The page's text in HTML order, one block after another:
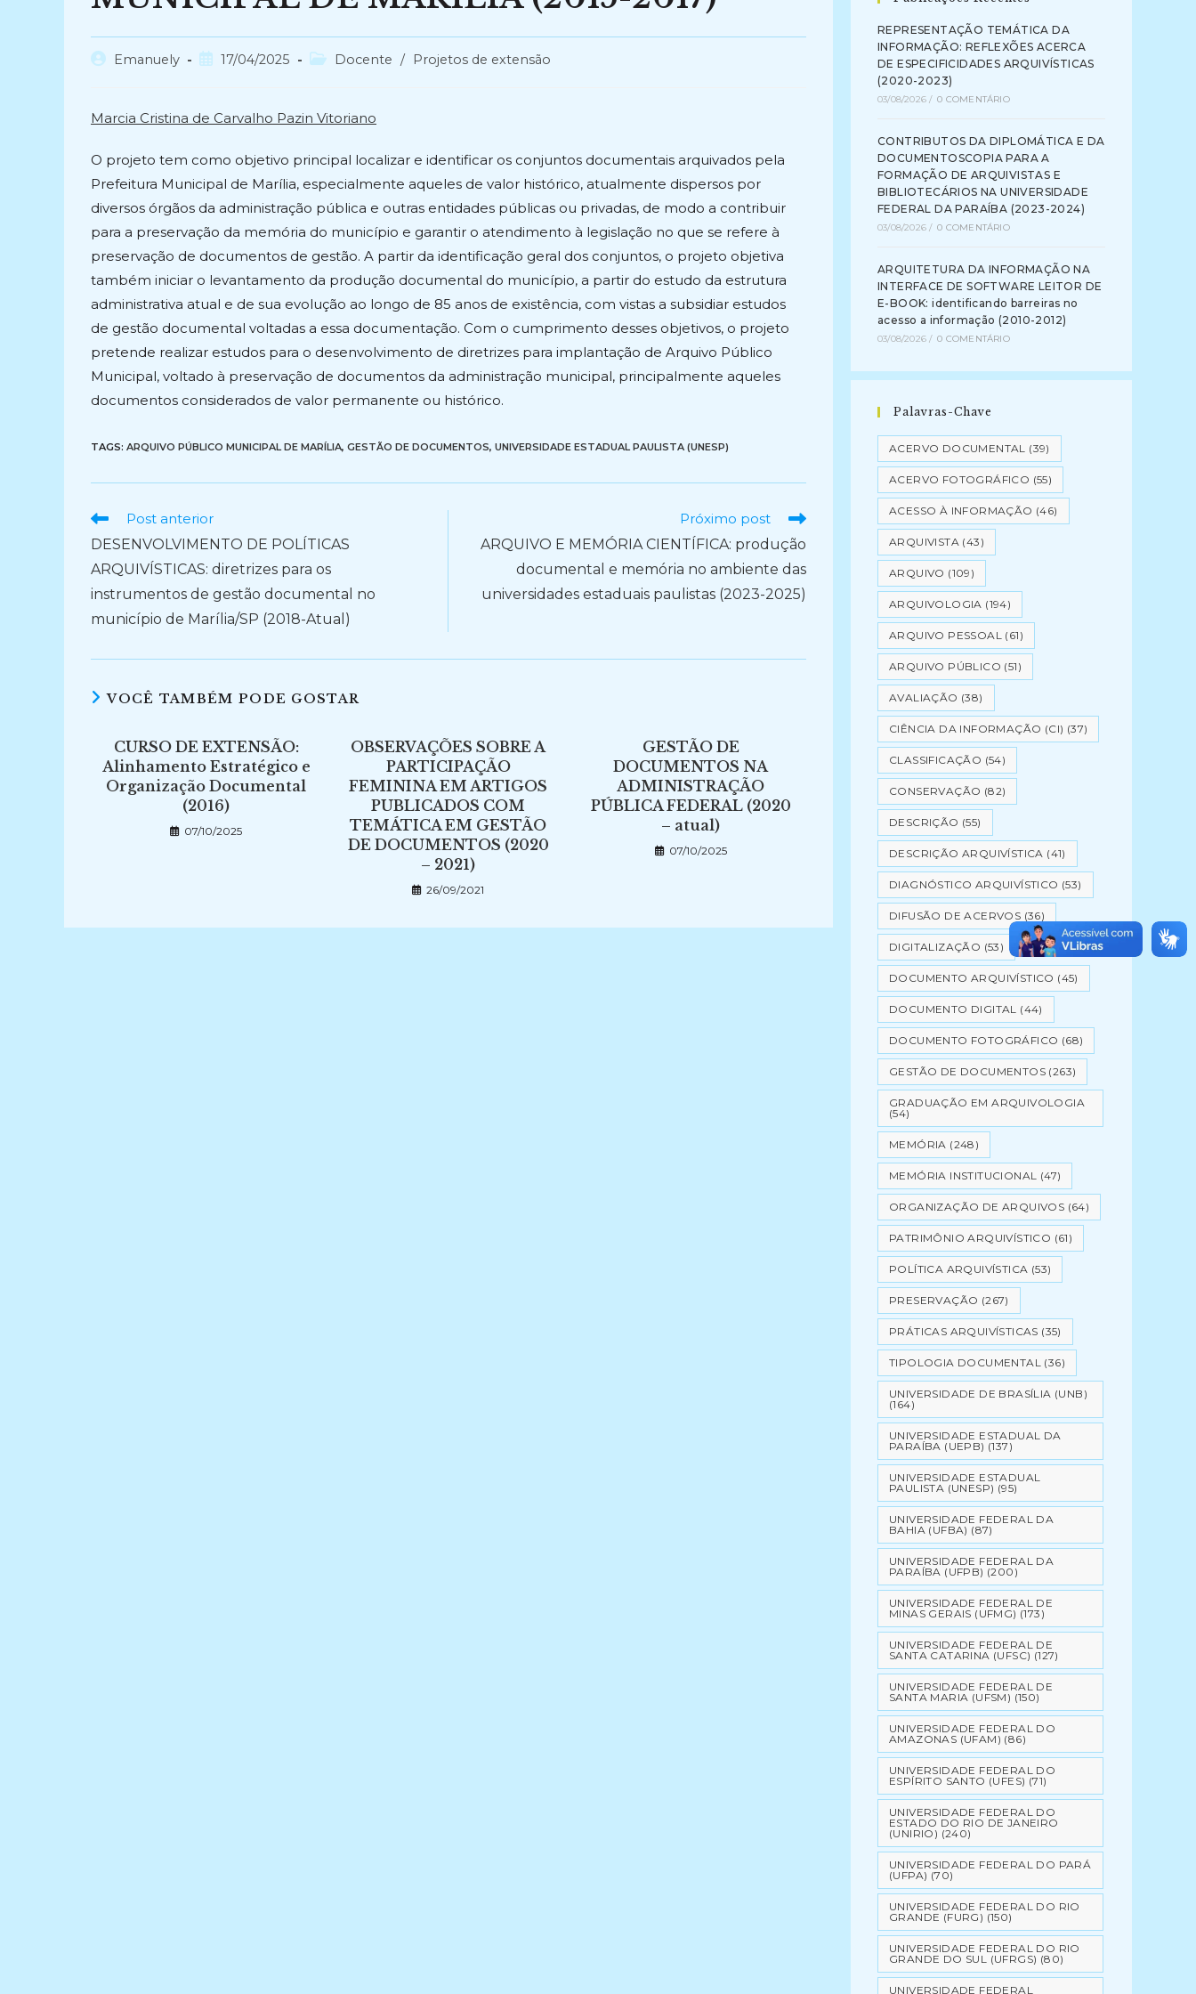
AutorEmanuely
Post17/04/2025
Categoria
Docente / Projetos de extensão
Marcia Cristina de Carvalho Pazin Vitoriano
O projeto tem como objetivo principal localizar e identificar os conjuntos documentais arquivados pela
Prefeitura Municipal de Marília, especialmente aqueles de valor histórico, atualmente dispersos por
diversos órgãos da administração pública e outras entidades públicas ou privadas, de modo a contribuir
para a preservação da memória do município e garantir o atendimento à legislação no que se refere à
preservação de documentos de gestão. A partir da identificação geral dos conjuntos, o projeto objetiva
também iniciar o levantamento da produção documental do município, a partir do estudo da estrutura
administrativa atual e de sua evolução ao longo de 85 anos de existência, com vistas a subsidiar estudos
de gestão documental voltadas a essa documentação. Com o cumprimento desses objetivos, o projeto
pretende realizar estudos para o desenvolvimento de diretrizes para implantação de Arquivo Público
Municipal, voltado à preservação de documentos da administração municipal, principalmente aqueles
documentos considerados de valor permanente ou histórico.
TAGS: ARQUIVO PÚBLICO MUNICIPAL DE MARÍLIA, GESTÃO DE DOCUMENTOS, UNIVERSIDADE ESTADUAL PAULISTA (UNESP)
Ler
artigos
Post anterior
DESENVOLVIMENTO DE POLÍTICAS
ARQUIVÍSTICAS: diretrizes para os
instrumentos de gestão documental no
município de Marília/SP (2018-Atual)
Próximo post
ARQUIVO E MEMÓRIA CIENTÍFICA: produção
documental e memória no ambiente das
universidades estaduais paulistas (2023-2025)
VOCÊ TAMBÉM PODE GOSTAR
CURSO DE EXTENSÃO:
Alinhamento Estratégico e
Organização Documental
(2016)
07/10/2025
OBSERVAÇÕES SOBRE A
PARTICIPAÇÃO
FEMININA EM ARTIGOS
PUBLICADOS COM
TEMÁTICA EM GESTÃO
DE DOCUMENTOS (2020
– 2021)
26/09/2021
GESTÃO DE
DOCUMENTOS NA
ADMINISTRAÇÃO
PÚBLICA FEDERAL (2020
– atual)
07/10/2025
REPRESENTAÇÃO TEMÁTICA DA
INFORMAÇÃO: REFLEXÕES ACERCA
DE ESPECIFICIDADES ARQUIVÍSTICAS
(2020-2023)
03/08/2026 / 0 COMENTÁRIO
CONTRIBUTOS DA DIPLOMÁTICA E DA
DOCUMENTOSCOPIA PARA A
FORMAÇÃO DE ARQUIVISTAS E
BIBLIOTECÁRIOS NA UNIVERSIDADE
FEDERAL DA PARAÍBA (2023-2024)
03/08/2026 / 0 COMENTÁRIO
ARQUITETURA DA INFORMAÇÃO NA
INTERFACE DE SOFTWARE LEITOR DE
E-BOOK: identificando barreiras no
acesso a informação (2010-2012)
03/08/2026 / 0 COMENTÁRIO
Palavras-Chave
ACERVO DOCUMENTAL (39)
ACERVO FOTOGRÁFICO (55)
ACESSO À INFORMAÇÃO (46)
ARQUIVISTA (43)
ARQUIVO (109)
ARQUIVOLOGIA (194)
ARQUIVO PESSOAL (61)
ARQUIVO PÚBLICO (51)
AVALIAÇÃO (38)
CIÊNCIA DA INFORMAÇÃO (CI) (37)
CLASSIFICAÇÃO (54)
CONSERVAÇÃO (82)
DESCRIÇÃO (55)
DESCRIÇÃO ARQUIVÍSTICA (41)
DIAGNÓSTICO ARQUIVÍSTICO (53)
DIFUSÃO DE ACERVOS (36)
DIGITALIZAÇÃO (53)
DOCUMENTO ARQUIVÍSTICO (45)
DOCUMENTO DIGITAL (44)
DOCUMENTO FOTOGRÁFICO (68)
GESTÃO DE DOCUMENTOS (263)
GRADUAÇÃO EM ARQUIVOLOGIA
(54)
MEMÓRIA (248)
MEMÓRIA INSTITUCIONAL (47)
ORGANIZAÇÃO DE ARQUIVOS (64)
PATRIMÔNIO ARQUIVÍSTICO (61)
POLÍTICA ARQUIVÍSTICA (53)
PRESERVAÇÃO (267)
PRÁTICAS ARQUIVÍSTICAS (35)
TIPOLOGIA DOCUMENTAL (36)
UNIVERSIDADE DE BRASÍLIA (UNB)
(164)
UNIVERSIDADE ESTADUAL DA
PARAÍBA (UEPB) (137)
UNIVERSIDADE ESTADUAL
PAULISTA (UNESP) (95)
UNIVERSIDADE FEDERAL DA
BAHIA (UFBA) (87)
UNIVERSIDADE FEDERAL DA
PARAÍBA (UFPB) (200)
UNIVERSIDADE FEDERAL DE
MINAS GERAIS (UFMG) (173)
UNIVERSIDADE FEDERAL DE
SANTA CATARINA (UFSC) (127)
UNIVERSIDADE FEDERAL DE
SANTA MARIA (UFSM) (150)
UNIVERSIDADE FEDERAL DO
AMAZONAS (UFAM) (86)
UNIVERSIDADE FEDERAL DO
ESPÍRITO SANTO (UFES) (71)
UNIVERSIDADE FEDERAL DO
ESTADO DO RIO DE JANEIRO
(UNIRIO) (240)
UNIVERSIDADE FEDERAL DO PARÁ
(UFPA) (70)
UNIVERSIDADE FEDERAL DO RIO
GRANDE (FURG) (150)
UNIVERSIDADE FEDERAL DO RIO
GRANDE DO SUL (UFRGS) (80)
UNIVERSIDADE FEDERAL